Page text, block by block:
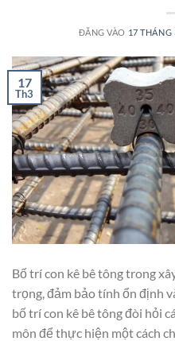
ĐĂNG VÀO 17 THÁNG
17
Th3
Bố trí con kê bê tông trong
trọng, đảm bảo tính ổn định
bố trí con kê bê tông đòi hỏi
môn để thực hiện một cách